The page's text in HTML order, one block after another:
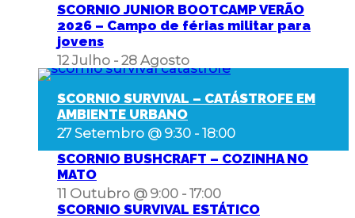
SCORNIO JUNIOR BOOTCAMP VERÃO
2026 – Campo de férias militar para
jovens
12 Julho - 28 Agosto
SCORNIO SURVIVAL – CATÁSTROFE EM
AMBIENTE URBANO
27 Setembro @ 9:30 - 18:00
SCORNIO BUSHCRAFT – COZINHA NO
MATO
11 Outubro @ 9:00 - 17:00
SCORNIO SURVIVAL ESTÁTICO